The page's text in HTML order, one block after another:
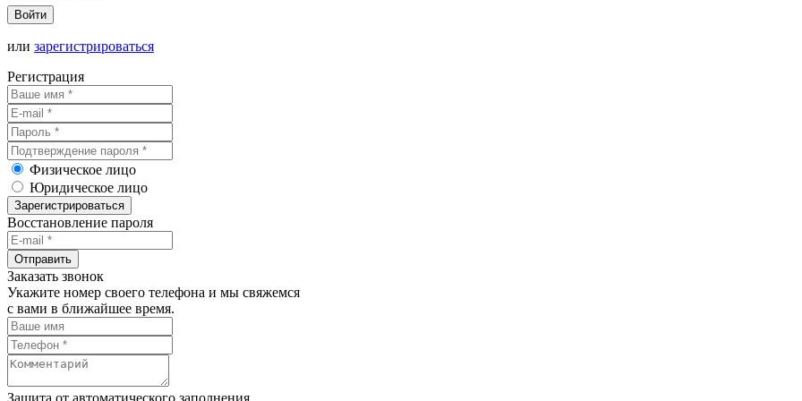
Войти
или зарегистрироваться
Регистрация
Физическое лицо
Юридическое лицо
Зарегистрироваться
Восстановление пароля
Отправить
Заказать звонок
Укажите номер своего телефона и мы свяжемся
с вами в ближайшее время.
Защита от автоматического заполнения